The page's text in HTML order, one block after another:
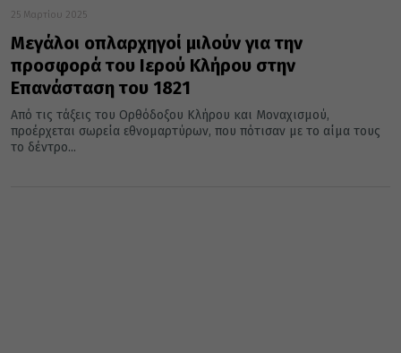
25 Μαρτίου 2025
Μεγάλοι οπλαρχηγοί μιλούν για την
προσφορά του Ιερού Κλήρου στην
Επανάσταση του 1821
Από τις τάξεις του Ορθόδοξου Κλήρου και Μοναχισμού,
προέρχεται σωρεία εθνομαρτύρων, που πότισαν με το αίμα τους
το δέντρο...